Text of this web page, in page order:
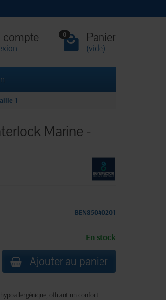
compte 0 Panier
(vide)
1
Marine -
BEN85040201
En stock
Ajouter au panier
offrant un confort